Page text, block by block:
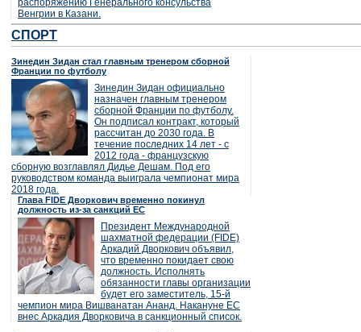
распоряжению Генерального консульства
Венгрии в Казани.
СПОРТ
Зинедин Зидан стал главным тренером сборной
Франции по футболу
Зинедин Зидан официально
назначен главным тренером
сборной Франции по футболу.
Он подписал контракт, который
рассчитан до 2030 года. В
течение последних 14 лет - с
2012 года - французскую
сборную возглавлял Дидье Дешам. Под его
руководством команда выиграла чемпионат мира
2018 года.
Глава FIDE Дворкович временно покинул
должность из-за санкций ЕС
Президент Международной
шахматной федерации (FIDE)
Аркадий Дворкович объявил,
что временно покидает свою
должность. Исполнять
обязанности главы организации
будет его заместитель, 15-й
чемпион мира Вишванатан Ананд. Накануне ЕС
внес Аркадия Дворковича в санкционный список.